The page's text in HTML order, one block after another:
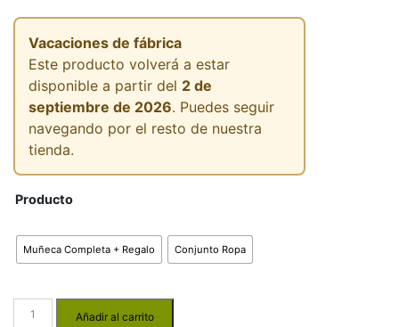
Vacaciones de fábrica
Este producto volverá a estar
disponible a partir del 2 de
septiembre de 2026. Puedes seguir
navegando por el resto de nuestra
tienda.
Producto
Muñeca Completa + Regalo Conjunto Ropa
Añadir al carrito